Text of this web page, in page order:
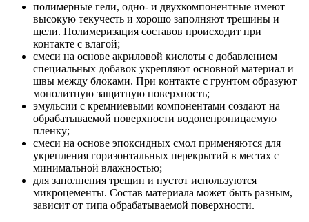
полимерные гели, одно- и двухкомпонентные имеют
высокую текучесть и хорошо заполняют трещины и
щели. Полимеризация составов происходит при
контакте с влагой;
смеси на основе акриловой кислоты с добавлением
специальных добавок укрепляют основной материал и
швы между блоками. При контакте с грунтом образуют
монолитную защитную поверхность;
эмульсии с кремниевыми компонентами создают на
обрабатываемой поверхности водонепроницаемую
пленку;
смеси на основе эпоксидных смол применяются для
укрепления горизонтальных перекрытий в местах с
минимальной влажностью;
для заполнения трещин и пустот используются
микроцементы. Состав материала может быть разным,
зависит от типа обрабатываемой поверхности.